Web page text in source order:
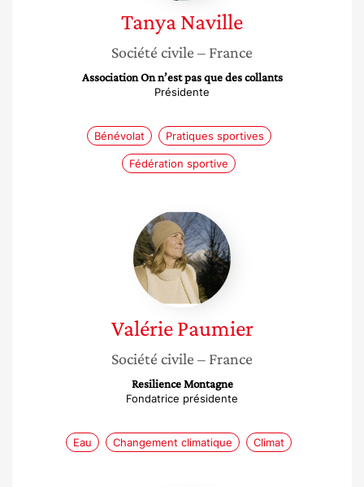
TanyaNaville
Société civile – France
Association On n’est pas que des collants
Présidente
Bénévolat Pratiques sportives
Fédération sportive
Valérie
Paumier
Valérie Paumier
Société civile – France
Resilience Montagne
Fondatrice présidente
Eau Changement climatique Climat